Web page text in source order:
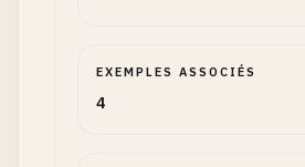
EXEMPLES ASSOCIÉS
4